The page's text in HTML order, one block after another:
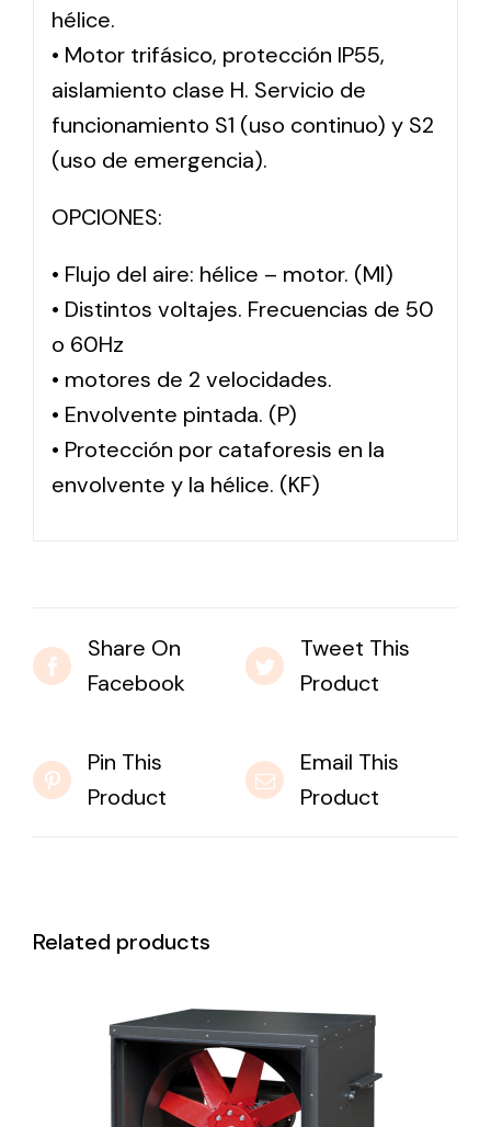
hélice.
• Motor trifásico, protección IP55,
aislamiento clase H. Servicio de
funcionamiento S1 (uso continuo) y S2
(uso de emergencia).
OPCIONES:
• Flujo del aire: hélice – motor. (MI)
• Distintos voltajes. Frecuencias de 50
o 60Hz
• motores de 2 velocidades.
• Envolvente pintada. (P)
• Protección por cataforesis en la
envolvente y la hélice. (KF)
Share On
Facebook
Tweet This
Product
Pin This
Product
Email This
Product
Related products